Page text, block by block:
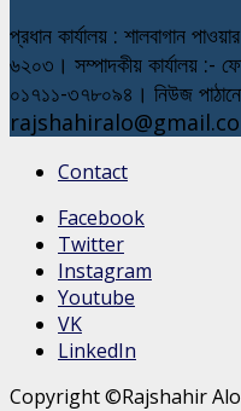
প্রধান কার্যালয় : শালবাগান
৬২০৩। সম্পাদকীয় কার্যালয় :-
০১৭১১-৩৭৮০৯৪। নিউজ
Contact
Facebook
Twitter
Instagram
Youtube
VK
LinkedIn
Copyright ©Rajshahir